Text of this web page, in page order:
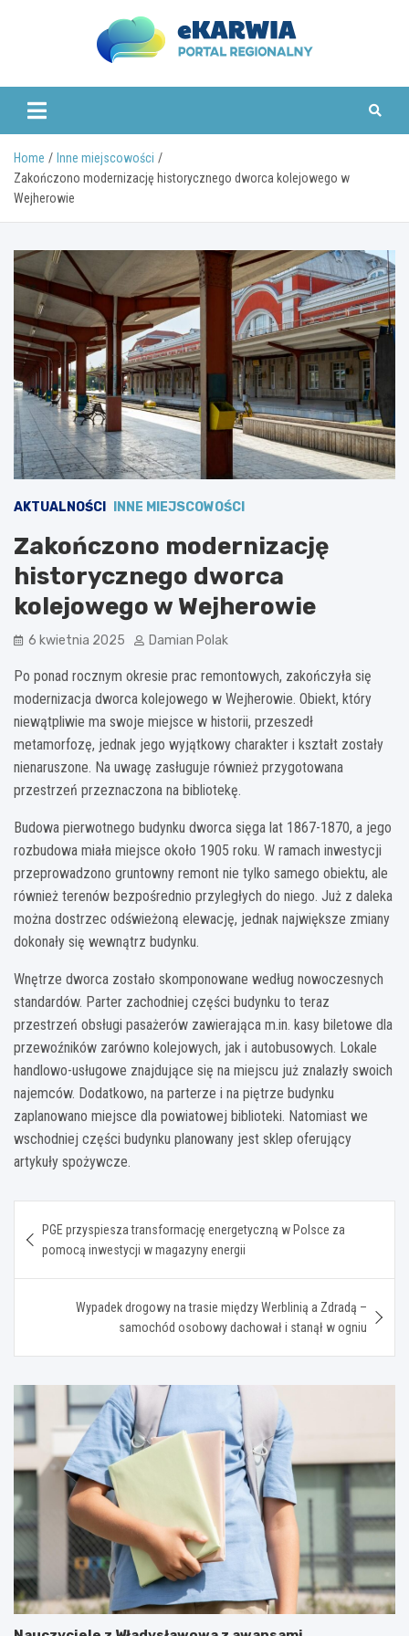
www.ekarwia.pl
Home
Inne miejscowości
Zakończono modernizację historycznego dworca kolejowego w
Wejherowie
AKTUALNOŚCI INNE MIEJSCOWOŚCI
Zakończono modernizację
historycznego dworca
kolejowego w Wejherowie
6 kwietnia 2025 Damian Polak
Po ponad rocznym okresie prac remontowych, zakończyła się
modernizacja dworca kolejowego w Wejherowie. Obiekt, który
niewątpliwie ma swoje miejsce w historii, przeszedł
metamorfozę, jednak jego wyjątkowy charakter i kształt zostały
nienaruszone. Na uwagę zasługuje również przygotowana
przestrzeń przeznaczona na bibliotekę.
Budowa pierwotnego budynku dworca sięga lat 1867-1870, a jego
rozbudowa miała miejsce około 1905 roku. W ramach inwestycji
przeprowadzono gruntowny remont nie tylko samego obiektu, ale
również terenów bezpośrednio przyległych do niego. Już z daleka
można dostrzec odświeżoną elewację, jednak największe zmiany
dokonały się wewnątrz budynku.
Wnętrze dworca zostało skomponowane według nowoczesnych
standardów. Parter zachodniej części budynku to teraz
przestrzeń obsługi pasażerów zawierająca m.in. kasy biletowe dla
przewoźników zarówno kolejowych, jak i autobusowych. Lokale
handlowo-usługowe znajdujące się na miejscu już znalazły swoich
najemców. Dodatkowo, na parterze i na piętrze budynku
zaplanowano miejsce dla powiatowej biblioteki. Natomiast we
wschodniej części budynku planowany jest sklep oferujący
artykuły spożywcze.
wpisu
PGE przyspiesza transformację energetyczną w Polsce za
pomocą inwestycji w magazyny energii
Wypadek drogowy na trasie między Werblinią a Zdradą –
samochód osobowy dachował i stanął w ogniu